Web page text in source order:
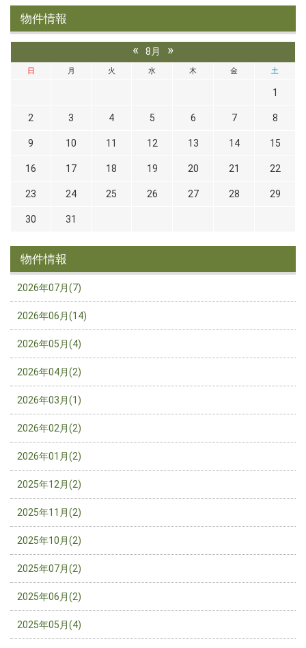
物件情報
« 8月 »
日 月 火 水 木 金 土
1
2 3 4 5 6 7 8
9 10 11 12 13 14 15
16 17 18 19 20 21 22
23 24 25 26 27 28 29
30 31
物件情報
2026年07月(7)
2026年06月(14)
2026年05月(4)
2026年04月(2)
2026年03月(1)
2026年02月(2)
2026年01月(2)
2025年12月(2)
2025年11月(2)
2025年10月(2)
2025年07月(2)
2025年06月(2)
2025年05月(4)